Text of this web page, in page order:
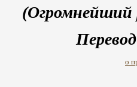
(Огромнейший
о